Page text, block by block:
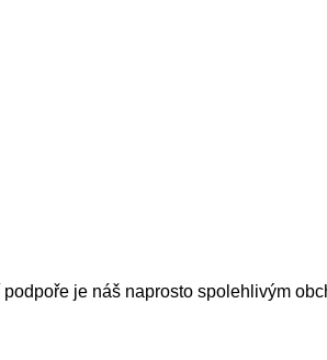
je náš naprosto spolehlivým